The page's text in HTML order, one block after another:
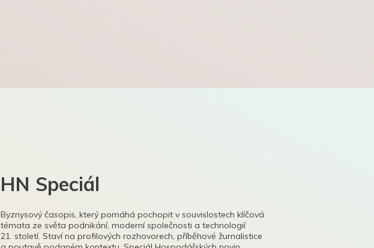
HN Speciál
Byznysový časopis, který pomáhá pochopit v souvislostech klíčová
témata ze světa podnikání, moderní společnosti a technologií
21. století. Staví na profilových rozhovorech, příběhové žurnalistice